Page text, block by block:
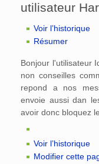
utilisateur
Voir l’historique
Résumer
Bonjour l'utilisateur
non conseilles
repond a nos
envoie aussi dan
avoir donc bloquez
Voir l’historique
Modifier cette